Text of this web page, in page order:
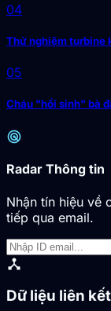
04
Thử nghiệm turbine
05
Cháu "hồi sinh" bà
radar
Radar Thông tin
Nhận tín hiệu về
tiếp qua email.
device_hub
Dữ liệu liên kết